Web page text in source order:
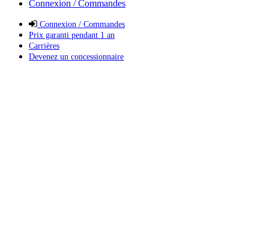
Connexion / Commandes
Connexion / Commandes
Prix garanti pendant 1 an
Carrières
Devenez un concessionnaire